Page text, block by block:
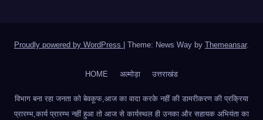
Proudly powered by WordPress | Theme: News Way by Themeansar.
HOME अल्मोड़ा उत्तराखंड
विभाग बना रहा जनता को बेवकूफ,आज का वादा करके नहीं की डामरीकरण की प्रक्रिया
प्रारम्भ,कार्य प्रारम्भ नहीं हुआ तो आज से कार्यस्थल ही उनका और सहायक अभियंता का